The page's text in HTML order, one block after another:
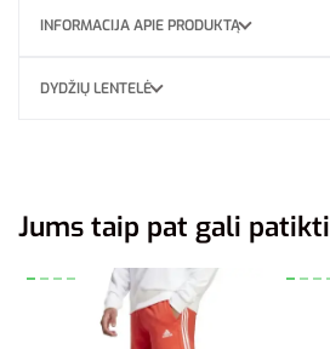
INFORMACIJA APIE PRODUKTĄ
DYDŽIŲ LENTELĖ
Jums taip pat gali patikti